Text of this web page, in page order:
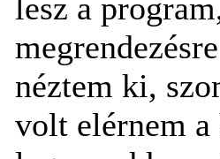
lesz a
néztem ki,
volt elérnem